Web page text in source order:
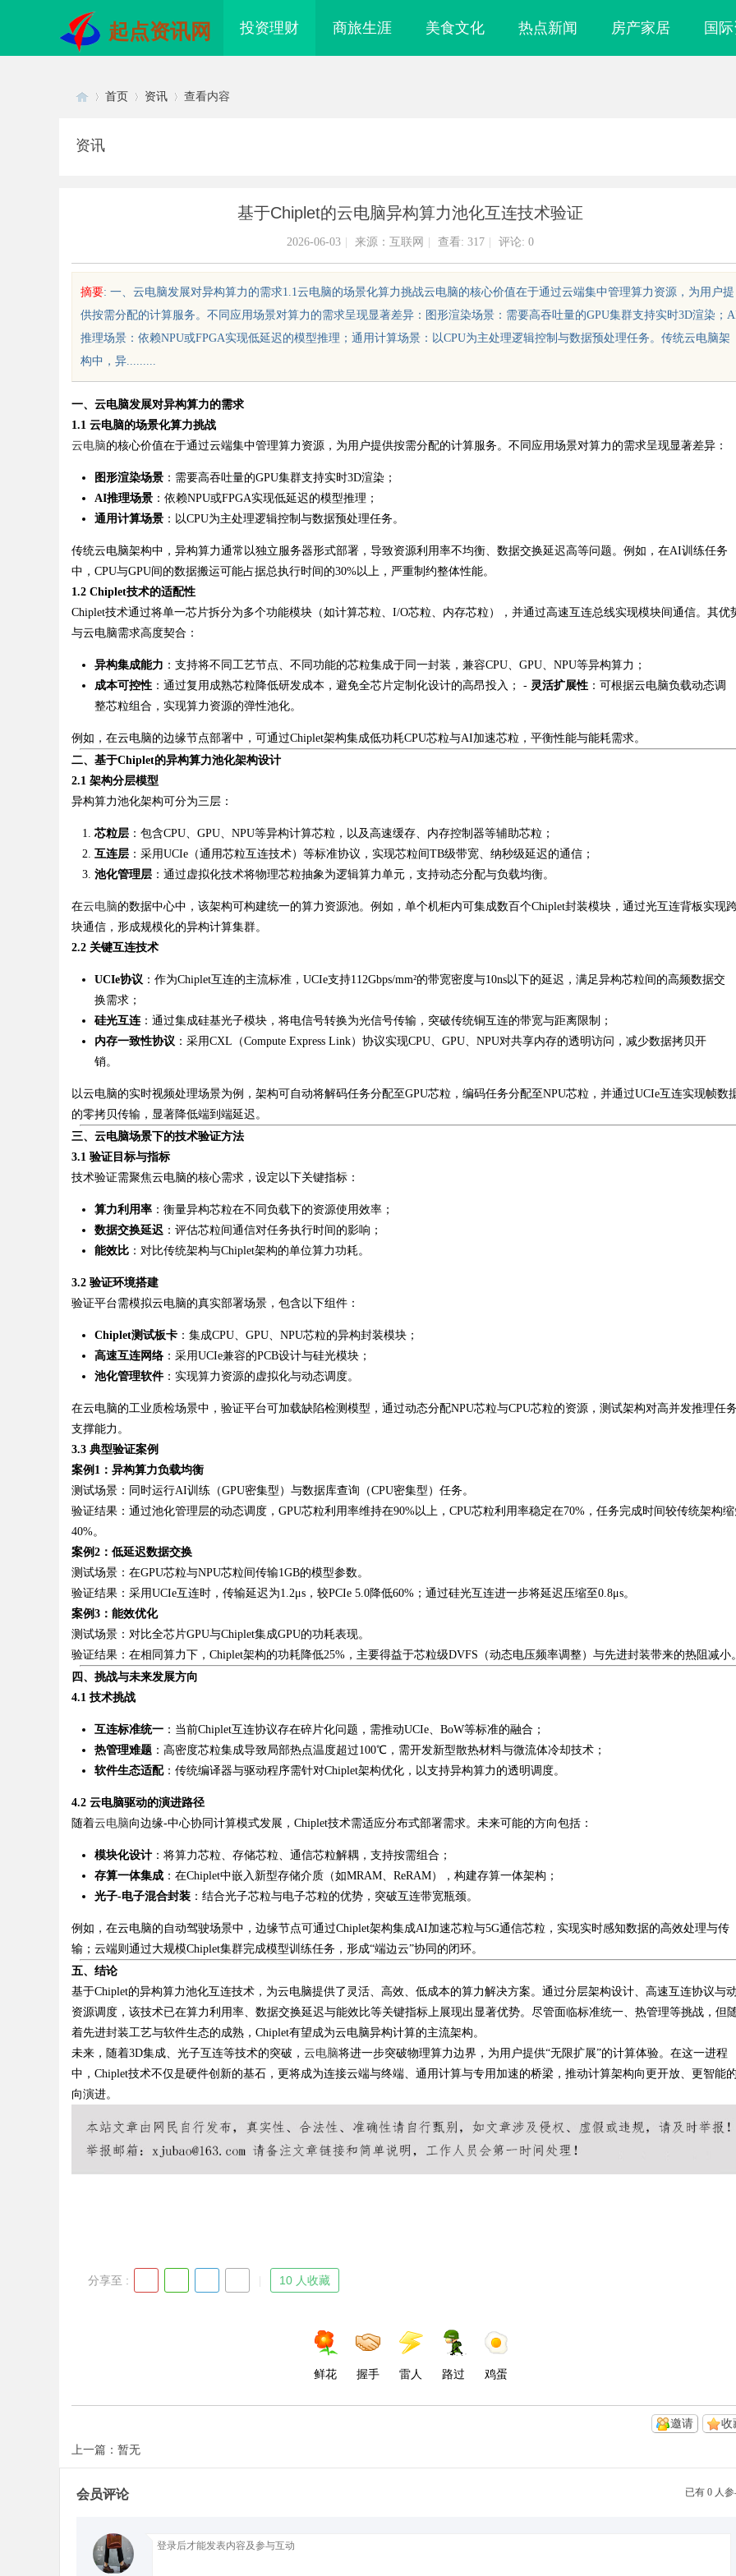
起点资讯网 投资理财 商旅生涯 美食文化 热点新闻 房产家居 国
sc
uz
d
首页 资讯 查看内容
资讯
基于Chiplet的云电脑异构算力池化互连技术验证
2026-06-03 来源：互联网 查看: 317 评论: 0
摘要: 一、云电脑发展对异构算力的需求1.1云电脑的场景化算力挑战云电脑的核心价值在于通过云端集中管理算力资源，为用户提
供按需分配的计算服务。不同应用场景对算力的需求呈现显著差异：图形渲染场景：需要高吞吐量的GPU集群支持实时3D渲染；
推理场景：依赖NPU或FPGA实现低延迟的模型推理；通用计算场景：以CPU为主处理逻辑控制与数据预处理任务。传统云电脑架
构中，异.........
一、云电脑发展对异构算力的需求
1.1 云电脑的场景化算力挑战
云电脑的核心价值在于通过云端集中管理算力资源，为用户提供按需分配的计算服务。不同应用场景对算力的需求呈现显著差异：
图形渲染场景 ：需要高吞吐量的GPU集群支持实时3D渲染；
AI推理场景 ：依赖NPU或FPGA实现低延迟的模型推理；
通用计算场景 ：以CPU为主处理逻辑控制与数据预处理任务。
传统云电脑架构中，异构算力通常以独立服务器形式部署，导致资源利用率不均衡、数据交换延迟高等问题。例如，在AI训练任务
中，CPU与GPU间的数据搬运可能占据总执行时间的30%以上，严重制约整体性能。
1.2 Chiplet技术的适配性
Chiplet技术通过将单一芯片拆分为多个功能模块（如计算芯粒、I/O芯粒、内存芯粒），并通过高速互连总线实现模块间通信。其优
与云电脑需求高度契合：
异构集成能力 ：支持将不同工艺节点、不同功能的芯粒集成于同一封装，兼容CPU、GPU、NPU等异构算力；
成本可控性 ：通过复用成熟芯粒降低研发成本，避免全芯片定制化设计的高昂投入； - 灵活扩展性 ：可根据云电脑负载动态调
整芯粒组合，实现算力资源的弹性池化。
例如，在云电脑的边缘节点部署中，可通过Chiplet架构集成低功耗CPU芯粒与AI加速芯粒，平衡性能与能耗需求。
二、基于Chiplet的异构算力池化架构设计
2.1 架构分层模型
异构算力池化架构可分为三层：
芯粒层 ：包含CPU、GPU、NPU等异构计算芯粒，以及高速缓存、内存控制器等辅助芯粒；
互连层 ：采用UCIe（通用芯粒互连技术）等标准协议，实现芯粒间TB级带宽、纳秒级延迟的通信；
池化管理层 ：通过虚拟化技术将物理芯粒抽象为逻辑算力单元，支持动态分配与负载均衡。
在云电脑的数据中心中，该架构可构建统一的算力资源池。例如，单个机柜内可集成数百个Chiplet封装模块，通过光互连背板实现
块通信，形成规模化的异构计算集群。
2.2 关键互连技术
UCIe协议 ：作为Chiplet互连的主流标准，UCIe支持112Gbps/mm²的带宽密度与10ns以下的延迟，满足异构芯粒间的高频数据交
换需求；
硅光互连 ：通过集成硅基光子模块，将电信号转换为光信号传输，突破传统铜互连的带宽与距离限制；
内存一致性协议 ：采用CXL（Compute Express Link）协议实现CPU、GPU、NPU对共享内存的透明访问，减少数据拷贝开
销。
以云电脑的实时视频处理场景为例，架构可自动将解码任务分配至GPU芯粒，编码任务分配至NPU芯粒，并通过UCIe互连实现帧数
的零拷贝传输，显著降低端到端延迟。
三、云电脑场景下的技术验证方法
3.1 验证目标与指标
技术验证需聚焦云电脑的核心需求，设定以下关键指标：
算力利用率 ：衡量异构芯粒在不同负载下的资源使用效率；
数据交换延迟 ：评估芯粒间通信对任务执行时间的影响；
能效比 ：对比传统架构与Chiplet架构的单位算力功耗。
3.2 验证环境搭建
验证平台需模拟云电脑的真实部署场景，包含以下组件：
Chiplet测试板卡 ：集成CPU、GPU、NPU芯粒的异构封装模块；
高速互连网络 ：采用UCIe兼容的PCB设计与硅光模块；
池化管理软件：实现算力资源的虚拟化与动态调度。
在云电脑的工业质检场景中，验证平台可加载缺陷检测模型，通过动态分配NPU芯粒与CPU芯粒的资源，测试架构对高并发推理任
支撑能力。
3.3 典型验证案例
案例1：异构算力负载均衡
测试场景：同时运行AI训练（GPU密集型）与数据库查询（CPU密集型）任务。
验证结果：通过池化管理层的动态调度，GPU芯粒利用率维持在90%以上，CPU芯粒利用率稳定在70%，任务完成时间较传统架构
40%。
案例2：低延迟数据交换
测试场景：在GPU芯粒与NPU芯粒间传输1GB的模型参数。
验证结果：采用UCIe互连时，传输延迟为1.2μs，较PCIe 5.0降低60%；通过硅光互连进一步将延迟压缩至0.8μs。
案例3：能效优化
测试场景：对比全芯片GPU与Chiplet集成GPU的功耗表现。
验证结果：在相同算力下，Chiplet架构的功耗降低25%，主要得益于芯粒级DVFS（动态电压频率调整）与先进封装带来的热阻减小
四、挑战与未来发展方向
4.1 技术挑战
互连标准统一 ：当前Chiplet互连协议存在碎片化问题，需推动UCIe、BoW等标准的融合；
热管理难题 ：高密度芯粒集成导致局部热点温度超过100℃，需开发新型散热材料与微流体冷却技术；
软件生态适配：传统编译器与驱动程序需针对Chiplet架构优化，以支持异构算力的透明调度。
4.2 云电脑驱动的演进路径
随着云电脑向边缘-中心协同计算模式发展，Chiplet技术需适应分布式部署需求。未来可能的方向包括：
模块化设计 ：将算力芯粒、存储芯粒、通信芯粒解耦，支持按需组合；
存算一体集成 ：在Chiplet中嵌入新型存储介质（如MRAM、ReRAM），构建存算一体架构；
光子-电子混合封装 ：结合光子芯粒与电子芯粒的优势，突破互连带宽瓶颈。
例如，在云电脑的自动驾驶场景中，边缘节点可通过Chiplet架构集成AI加速芯粒与5G通信芯粒，实现实时感知数据的高效处理与传
输；云端则通过大规模Chiplet集群完成模型训练任务，形成“端边云”协同的闭环。
五、结论
基于Chiplet的异构算力池化互连技术，为云电脑提供了灵活、高效、低成本的算力解决方案。通过分层架构设计、高速互连协议与
资源调度，该技术已在算力利用率、数据交换延迟与能效比等关键指标上展现出显著优势。尽管面临标准统一、热管理等挑战，但
着先进封装工艺与软件生态的成熟，Chiplet有望成为云电脑异构计算的主流架构。
未来，随着3D集成、光子互连等技术的突破， 云电脑将进一步突破物理算力边界，为用户提供“无限扩展”的计算体验。在这一进程
中，Chiplet技术不仅是硬件创新的基石，更将成为连接云端与终端、通用计算与专用加速的桥梁，推动计算架构向更开放、更智能
向演进。
分享至 : 10 人收藏
鲜花 握手 雷人 路过 鸡蛋
收
邀请
上一篇：暂无
已有 0 人
会员评论
视：打造新时代影视娱乐的全